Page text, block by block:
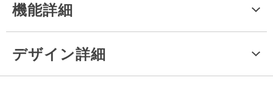
機能詳細
デザイン詳細